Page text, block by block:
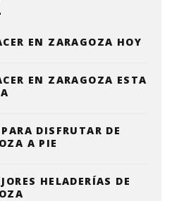
EN ZARAGOZA HOY
EN ZARAGOZA ESTA
DISFRUTAR DE
A PIE
HELADERÍAS DE